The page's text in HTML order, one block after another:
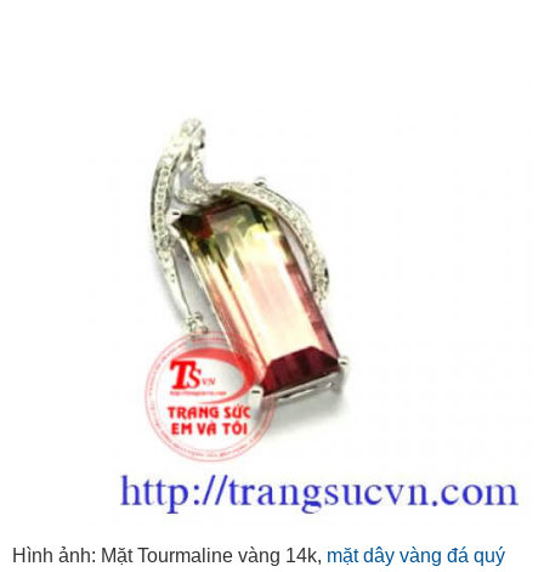
Hình ảnh: Mặt Tourmaline vàng 14k, mặt dây vàng đá quý